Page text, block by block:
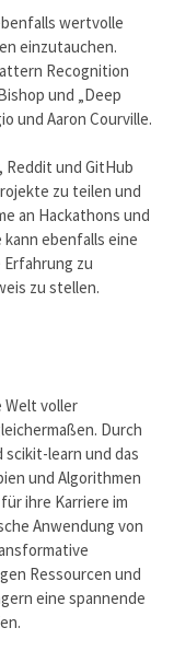
wertvolle
einzutauchen.
Recognition
und „Deep
und Aaron Courville.
Reddit und GitHub
zu teilen und
an Hackathons und
ebenfalls eine
zu
zu stellen.
Welt voller
Durch
scikit-learn und das
und Algorithmen
ihre Karriere im
Anwendung von
Ressourcen und
eine spannende